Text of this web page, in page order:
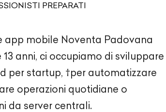
PREPARATI
app mobile Noventa Padovana
anni, ci occupiamo di sviluppare
per startup, †per automatizzare
operazioni quotidiane o
da server centrali.